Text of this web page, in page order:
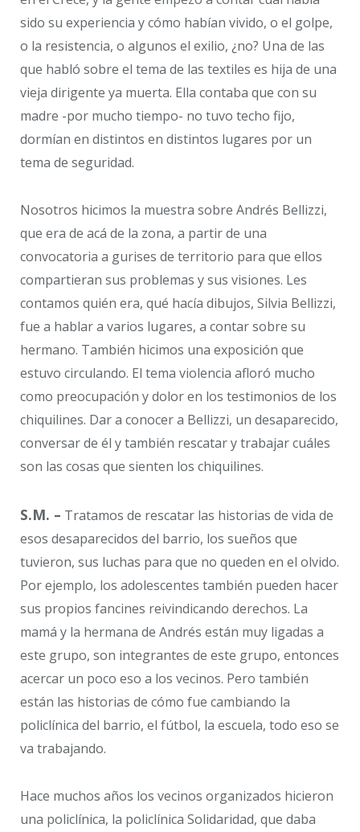
sido su experiencia y cómo habían vivido, o el golpe,
o la resistencia, o algunos el exilio, ¿no? Una de las
que habló sobre el tema de las textiles es hija de una
vieja dirigente ya muerta. Ella contaba que con su
madre -por mucho tiempo- no tuvo techo fijo,
dormían en distintos en distintos lugares por un
tema de seguridad.
Nosotros hicimos la muestra sobre Andrés Bellizzi,
que era de acá de la zona, a partir de una
convocatoria a gurises de territorio para que ellos
compartieran sus problemas y sus visiones. Les
contamos quién era, qué hacía dibujos, Silvia Bellizzi,
fue a hablar a varios lugares, a contar sobre su
hermano. También hicimos una exposición que
estuvo circulando. El tema violencia afloró mucho
como preocupación y dolor en los testimonios de los
chiquilines. Dar a conocer a Bellizzi, un desaparecido,
conversar de él y también rescatar y trabajar cuáles
son las cosas que sienten los chiquilines.
S.M. – Tratamos de rescatar las historias de vida de
esos desaparecidos del barrio, los sueños que
tuvieron, sus luchas para que no queden en el olvido.
Por ejemplo, los adolescentes también pueden hacer
sus propios fancines reivindicando derechos. La
mamá y la hermana de Andrés están muy ligadas a
este grupo, son integrantes de este grupo, entonces
acercar un poco eso a los vecinos. Pero también
están las historias de cómo fue cambiando la
policlínica del barrio, el fútbol, la escuela, todo eso se
va trabajando.
Hace muchos años los vecinos organizados hicieron
una policlínica, la policlínica Solidaridad, que daba